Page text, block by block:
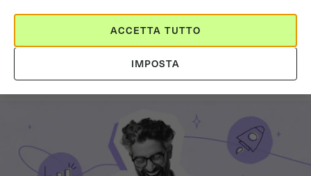
Come ottimizzare la rete
commerciale con la firma digitale?
IMPOSTA
ACCETTA TUTTO